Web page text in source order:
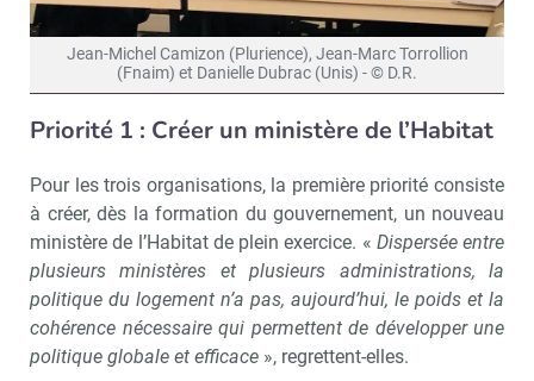
Jean-Michel Camizon (Plurience), Jean-Marc Torrollion
(Fnaim) et Danielle Dubrac (Unis) - © D.R.
Priorité 1 : Créer un ministère de l’Habitat
Pour les trois organisations, la première priorité consiste
à créer, dès la formation du gouvernement, un nouveau
ministère de l’Habitat de plein exercice. « Dispersée entre
plusieurs ministères et plusieurs administrations, la
politique du logement n’a pas, aujourd’hui, le poids et la
cohérence nécessaire qui permettent de développer une
politique globale et efficace », regrettent-elles.